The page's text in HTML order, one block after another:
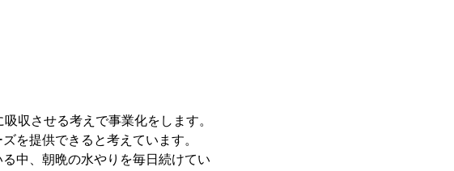
収させる考えで事業化をします。
を提供できると考えています。
中、朝晩の水やりを毎日続けてい